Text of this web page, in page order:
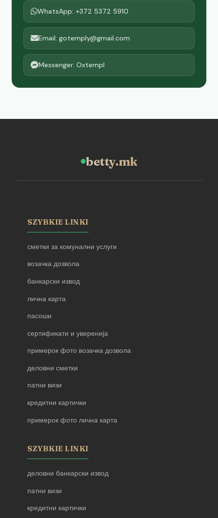
WhatsApp: +372 5372 5910
Email: gotemply@gmail.com
Messenger: Oxtempl
betty.mk
SZYBKIE LINKI
сметки за комунални услуги
возачка дозвола
банкарски извод
лична карта
пасоши
сертификати и уверенија
примерок фото возачка дозвола
деловни сметки
патни визи
кредитни картички
примерок фото лична карта
SZYBKIE LINKI
деловни банкарски извод
патни визи
кредитни картички